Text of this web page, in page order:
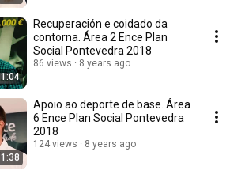
1:04
Recuperación e coidado da
contorna. Área 2 Ence Plan
Social Pontevedra 2018
86 views 8 years ago
1:38
Apoio ao deporte de base. Área
6 Ence Plan Social Pontevedra
2018
124 views 8 years ago